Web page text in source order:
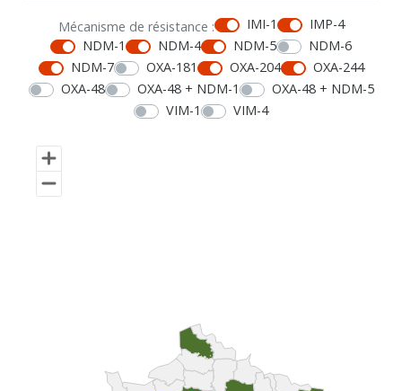
Mécanisme de résistance : IMI-1
IMP-4
NDM-1
NDM-4 NDM-5
NDM-6
NDM-7
OXA-181 OXA-204
OXA-244
OXA-48
OXA-48 + NDM-1
OXA-48 + NDM-5
VIM-1
VIM-4